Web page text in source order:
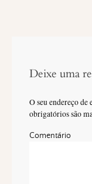
Deixe uma
O seu endereço
obrigatórios são
Comentário